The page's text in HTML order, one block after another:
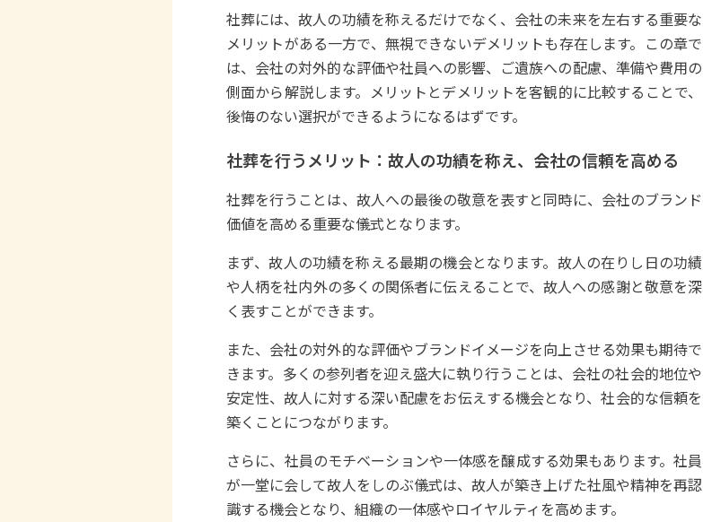
社葬には、故人の功績を称えるだけでなく、会社の未来を左右する重要な
メリットがある一方で、無視できないデメリットも存在します。この章で
は、会社の対外的な評価や社員への影響、ご遺族への配慮、準備や費用の
側面から解説します。メリットとデメリットを客観的に比較することで、
後悔のない選択ができるようになるはずです。
社葬を行うメリット：故人の功績を称え、会社の信頼を高める
社葬を行うことは、故人への最後の敬意を表すと同時に、会社のブランド
価値を高める重要な儀式となります。
まず、故人の功績を称える最期の機会となります。故人の在りし日の功績
や人柄を社内外の多くの関係者に伝えることで、故人への感謝と敬意を深
く表すことができます。
また、会社の対外的な評価やブランドイメージを向上させる効果も期待で
きます。多くの参列者を迎え盛大に執り行うことは、会社の社会的地位や
安定性、故人に対する深い配慮をお伝えする機会となり、社会的な信頼を
築くことにつながります。
さらに、社員のモチベーションや一体感を醸成する効果もあります。社員
が一堂に会して故人をしのぶ儀式は、故人が築き上げた社風や精神を再認
識する機会となり、組織の一体感やロイヤルティを高めます。